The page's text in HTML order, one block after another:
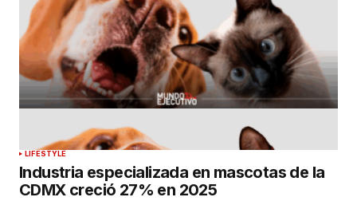
LIFESTYLE
Industria especializada en mascotas de la
CDMX creció 27% en 2025